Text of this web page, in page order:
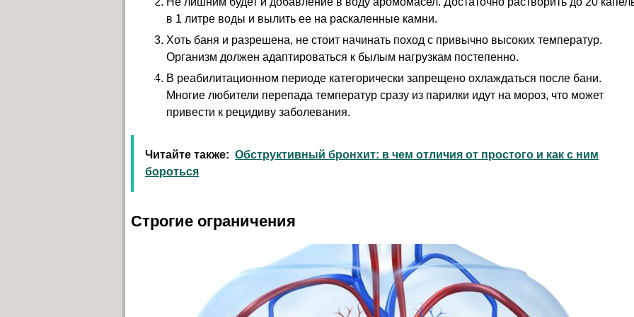
в 1 литре воды и вылить ее на раскаленные камни.
Хоть баня и разрешена, не стоит начинать поход с привычно высоких температур.
Организм должен адаптироваться к былым нагрузкам постепенно.
В реабилитационном периоде категорически запрещено охлаждаться после бани.
Многие любители перепада температур сразу из парилки идут на мороз, что может
привести к рецидиву заболевания.
Читайте также: Обструктивный бронхит: в чем отличия от простого и как с ним
бороться
Строгие ограничения